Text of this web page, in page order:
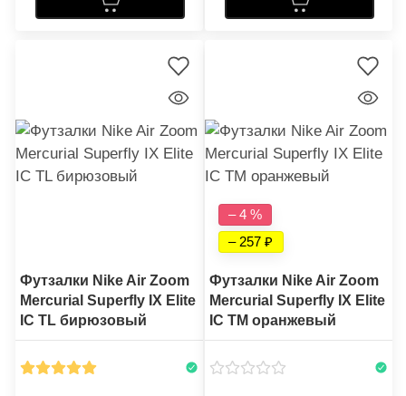
Футзалки Nike Air Zoom
Mercurial Superfly IX Elite
IC TL бирюзовый
– 4 %
– 257
Футзалки Nike Air Zoom
Mercurial Superfly IX Elite
IC TM оранжевый